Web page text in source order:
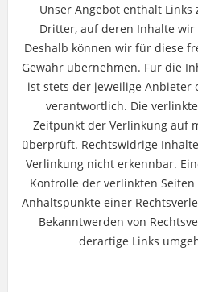
Unser Angebot enthält Links
Dritter, auf deren Inhalte wir
Deshalb können wir für diese
Gewähr übernehmen. Für die
ist stets der jeweilige Anbieter
verantwortlich. Die
Zeitpunkt der Verlinkung auf
überprüft. Rechtswidrige
Verlinkung nicht erkennbar.
Kontrolle der verlinkten
Anhaltspunkte einer
Bekanntwerden von
derartige Links